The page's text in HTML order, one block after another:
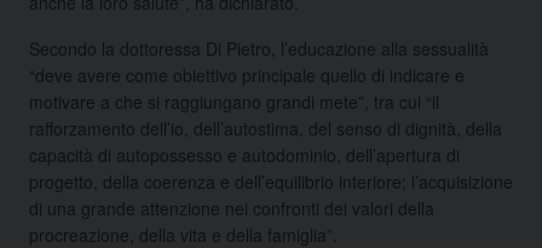
Secondo la dottoressa Di Pietro, l’educazione alla sessualità
“deve avere come obiettivo principale quello di indicare e
motivare a che si raggiungano grandi mete”, tra cui “il
rafforzamento dell’io, dell’autostima, del senso di dignità, della
capacità di autopossesso e autodominio, dell’apertura di
progetto, della coerenza e dell’equilibrio interiore; l’acquisizione
di una grande attenzione nei confronti dei valori della
procreazione, della vita e della famiglia”.